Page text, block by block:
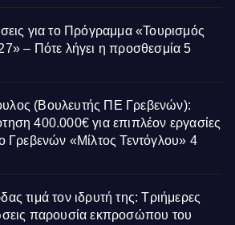
για το Πρόγραμμα «Τουρισμός
– Πότε λήγει η προσθεσμία 5
(Βουλευτής ΠΕ Γρεβενών):
400.000€ για επιπλέον εργασίες
Γρεβενών «Μίλτος Τεντόγλου» 4
τιμά τον ιδρυτή της: Τριήμερες
παρουσία εκπροσώπου του